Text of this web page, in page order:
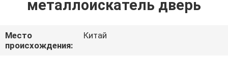
ПУТЕШЕСТВИЕ
ФАБРИКИ
металлоискатель дверь
Место
происхождения:
Китай